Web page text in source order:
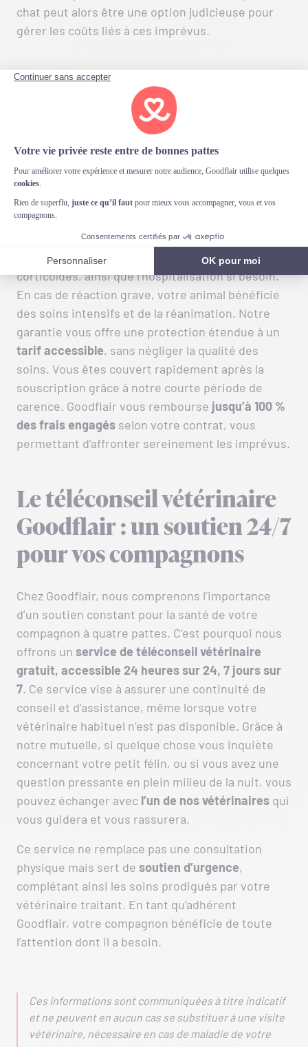
chat peut alors être une option judicieuse pour
gérer les coûts liés à ces imprévus.
Piqûre de frelon chez le
chat : prise en charge par
Goodflair
En cas de piqûre de frelon, notre
Accident couvre l’intégralité des soins
nécessaires
charge les consultations d’urgence, les
traitements tels que les antihistaminiques ou les
corticoïdes, ainsi que l’hospitalisation si besoin.
En cas de réaction grave, votre animal bénéficie
des soins intensifs et de la réanimation. Notre
garantie vous offre une protection étendue à un
tarif accessible, sans négliger la qualité des
soins. Vous êtes couvert rapidement après la
souscription grâce à notre courte période de
carence. Goodflair vous rembourse jusqu’à 100 %
des frais engagés selon votre contrat, vous
permettant d’affronter sereinement les imprévus.
Le téléconseil vétérinaire
Goodflair : un soutien 24/7
pour vos compagnons
Chez Goodflair, nous comprenons l’importance
d’un soutien constant pour la santé de votre
compagnon à quatre pattes. C’est pourquoi nous
offrons un service de téléconseil vétérinaire
gratuit, accessible 24 heures sur 24, 7 jours sur
7. Ce service vise à assurer une continuité de
conseil et d’assistance, même lorsque votre
vétérinaire habituel n’est pas disponible. Grâce à
notre mutuelle, si quelque chose vous inquiète
concernant votre petit félin, ou si vous avez une
question pressante en plein milieu de la nuit, vous
pouvez échanger avec l’un de nos vétérinaires qui
vous guidera et vous rassurera.
Ce service ne remplace pas une consultation
physique mais sert de soutien d’urgence,
complétant ainsi les soins prodigués par votre
vétérinaire traitant. En tant qu’adhérent
Goodflair, votre compagnon bénéficie de toute
l’attention dont il a besoin.
Ces informations sont communiquées à titre indicatif
et ne peuvent en aucun cas se substituer à une visite
vétérinaire, nécessaire en cas de maladie de votre